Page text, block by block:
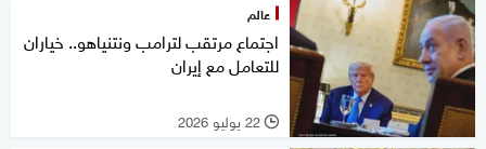
عالم
اجتماع مرتقب لترامب ونتنياهو.. خياران
للتعامل مع إيران
l 22 يوليو 2026